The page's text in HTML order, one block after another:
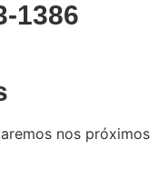
1386
nos próximos